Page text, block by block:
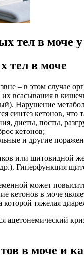
тел в моче у
тел в моче
– в этом случае
всасывания в
Нарушение
синтез кетонов, что
диеты, посты,
кетонов;
и другие
или щитовидной
Гиперфункция
может
кетонов в моче
тяжелая
в моче и